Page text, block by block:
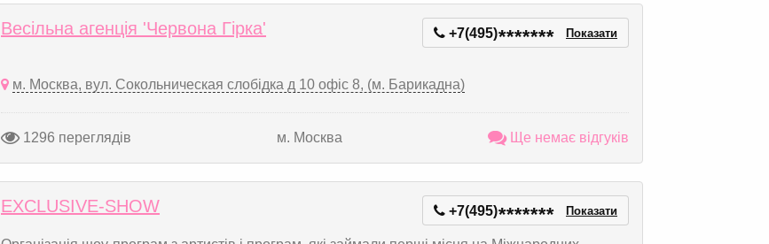
Весільна агенція 'Червона Гірка' +7(495)******* Показати
м. Москва, вул. Сокольническая слобідка д 10 офіс 8, (м. Барикадна)
1296 переглядів м. Москва Ще немає відгуків
EXCLUSIVE-SHOW +7(495)******* Показати